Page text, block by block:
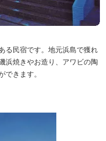
る民宿です。地元浜島で獲れ
浜焼きやお造り、アワビの陶
きます。